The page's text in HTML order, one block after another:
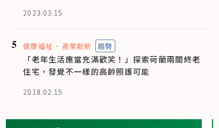
2023.03.15
5 健康福祉 產業創新 趨勢
「老年生活應當充滿歡笑！」探索荷蘭兩間終老
住宅，發覺不一樣的高齡照護可能
2018.02.15